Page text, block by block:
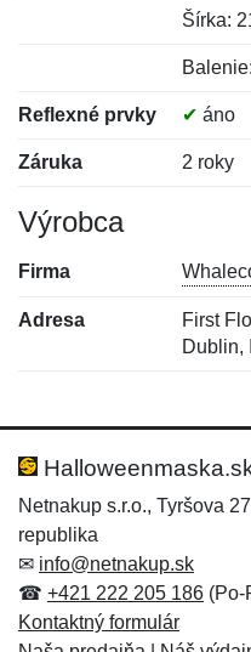
Šírka:
Reflexné prvky ✔ áno
Záruka 2 roky
Výrobca
Firma
Adresa
First
Hodnotenie:
Meno:*
Meno:
E-mail:*
Netnakup s.r.o., Tyršova
republika
✉ info@netnakup.sk
☎ +421 222 205 186 (Po-
Kontaktný formulár